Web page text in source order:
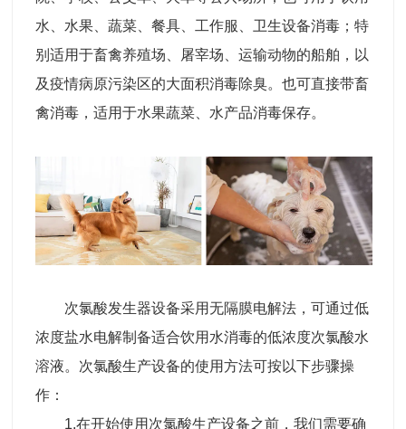
水、水果、蔬菜、餐具、工作服、卫生设备消毒；特
别适用于畜禽养殖场、屠宰场、运输动物的船舶，以
及疫情病原污染区的大面积消毒除臭。也可直接带畜
禽消毒，适用于水果蔬菜、水产品消毒保存。
次氯酸发生器设备采用无隔膜电解法，可通过低
浓度盐水电解制备适合饮用水消毒的低浓度次氯酸水
溶液。次氯酸生产设备的使用方法可按以下步骤操
作：
1.在开始使用次氯酸生产设备之前，我们需要确